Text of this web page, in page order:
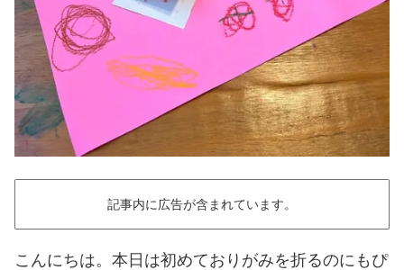
記事内に広告が含まれています。
こんにちは。本日は初めておりがみを折るのにもぴ